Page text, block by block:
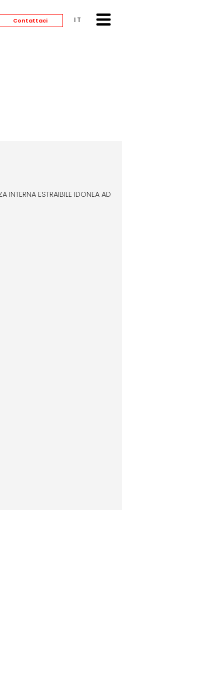
Contattaci ITALIANO
INTERNA ESTRAIBILE IDONEA AD